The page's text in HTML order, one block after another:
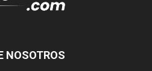
NOSOTROS